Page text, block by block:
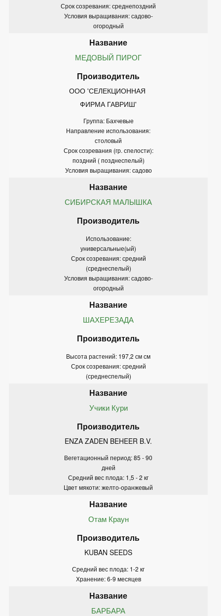
Срок созревания: среднепоздний
Условия выращивания: садово-
огородный
МЕДОВЫЙ ПИРОГ
ООО 'СЕЛЕКЦИОННАЯ
ФИРМА ГАВРИШ'
Группа: Бахчевые
Направление использования:
столовый
Срок созревания (гр. спелости):
поздний ( позднеспелый)
Условия выращивания: садово
СИБИРСКАЯ МАЛЫШКА
Использование:
универсальные(ый)
Срок созревания: средний
(среднеспелый)
Условия выращивания: садово-
огородный
ШАХЕРЕЗАДА
Высота растений: 197,2 см см
Срок созревания: средний
(среднеспелый)
Учики Кури
ENZA ZADEN BEHEER B.V.
Вегетационный период: 85 - 90
дней
Средний вес плода: 1,5 - 2 кг
Цвет мякоти: желто-оранжевый
Отам Краун
KUBAN SEEDS
Средний вес плода: 1-2 кг
Хранение: 6-9 месяцев
БАРБАРА